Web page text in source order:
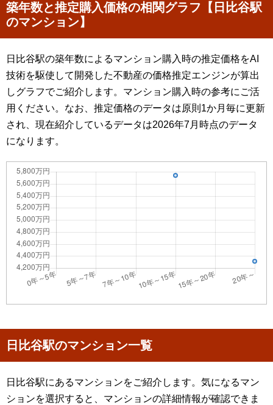
築年数と推定購入価格の相関グラフ【日比谷駅
のマンション】
日比谷駅の築年数によるマンション購入時の推定価格をAI
技術を駆使して開発した不動産の価格推定エンジンが算出
しグラフでご紹介します。マンション購入時の参考にご活
用ください。なお、推定価格のデータは原則1か月毎に更新
され、現在紹介しているデータは2026年7月時点のデータ
になります。
日比谷駅のマンション一覧
日比谷駅にあるマンションをご紹介します。気になるマン
ションを選択すると、マンションの詳細情報が確認できま